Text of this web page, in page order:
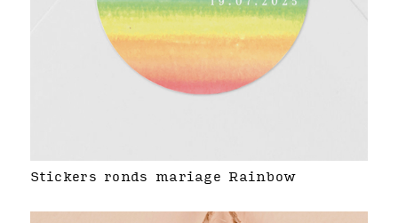
Stickers ronds mariage Rainbow